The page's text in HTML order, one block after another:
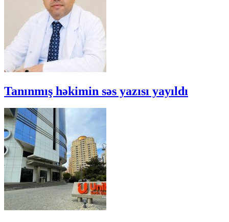
Tanınmış həkimin səs yazısı yayıldı